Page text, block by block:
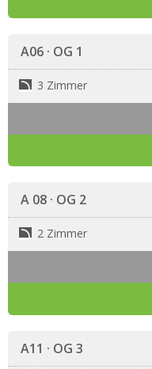
A06 · OG 1
3 Zimmer
A 08 · OG 2
2 Zimmer
A11 · OG 3